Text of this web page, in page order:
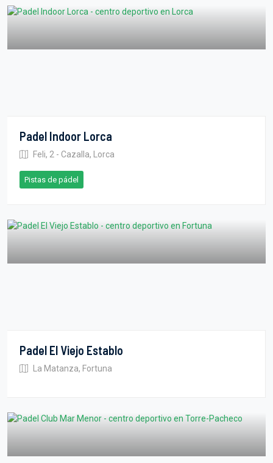
Padel Indoor Lorca
Feli, 2 - Cazalla, Lorca
Pistas de pádel
Padel El Viejo Establo
La Matanza, Fortuna